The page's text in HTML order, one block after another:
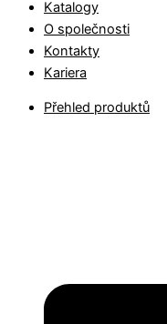
Katalogy
O společnosti
Kontakty
Kariera
Přehled produktů